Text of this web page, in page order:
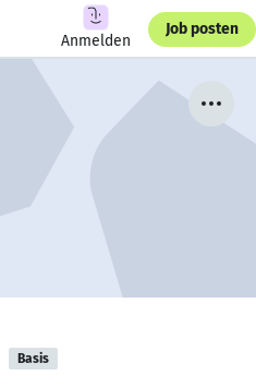
Anmelden
Job posten
Basis